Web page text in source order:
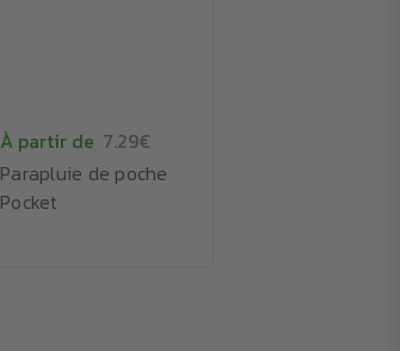
À partir de 7.29€
Parapluie de poche
Pocket